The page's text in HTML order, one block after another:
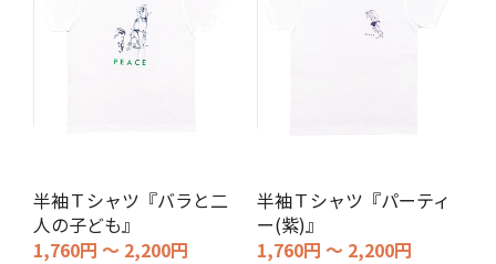
半袖Ｔシャツ『バラと二
人の子ども』
1,760円 ～ 2,200円
半袖Ｔシャツ『パーティ
ー(紫)』
1,760円 ～ 2,200円